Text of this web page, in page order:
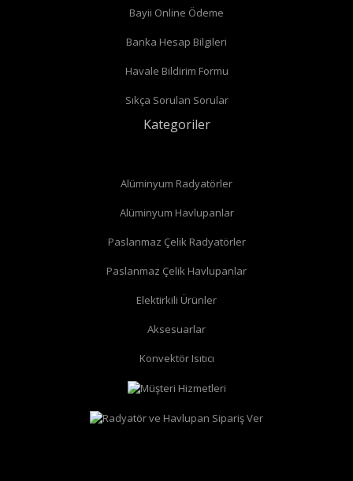
düz radyatör vanası
köşe radyatör vanası
Bayii Online Ödeme
Banka Hesap Bilgileri
Havale Bildirim Formu
Sıkça Sorulan Sorular
Kategoriler
Alüminyum Radyatörler
Alüminyum Havlupanlar
Paslanmaz Çelik Radyatörler
Paslanmaz Çelik Havlupanlar
Elektirkili Ürünler
Aksesuarlar
Konvektör Isıtıcı